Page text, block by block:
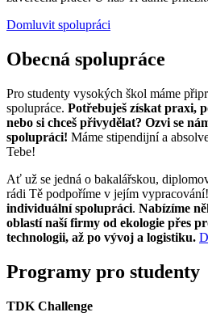
Domluvit spolupráci
Obecná spolupráce
Pro studenty vysokých škol máme
spolupráce. Potřebuješ získat praxi,
nebo si chceš přivydělat? Ozvi se
spolupráci! Máme stipendijní a
Tebe!
Ať už se jedná o bakalářskou,
rádi Tě podpoříme v jejím vypracování!
individuální spolupráci. Nabízíme
oblastí naší firmy od ekologie přes
technologii, až po vývoj a logistiku.
Programy pro studenty
TDK Challenge